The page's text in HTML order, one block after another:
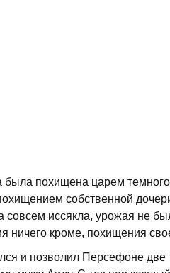
была похищена царем
собственной
совсем иссякла, урожая не
ничего кроме, похищения
и позволил Персефоне две